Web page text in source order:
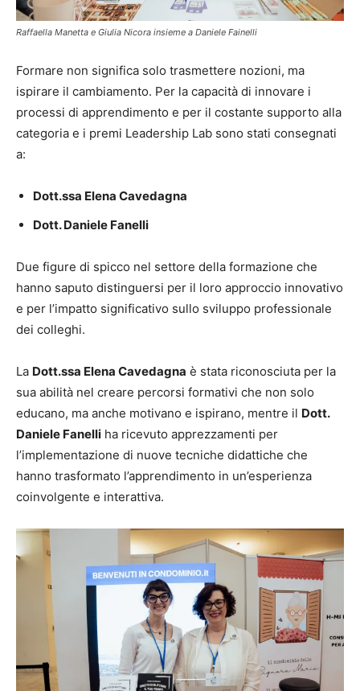
Raffaella Manetta e Giulia Nicora insieme a Daniele Fainelli
Formare non significa solo trasmettere nozioni, ma
ispirare il cambiamento. Per la capacità di innovare i
processi di apprendimento e per il costante supporto alla
categoria e i premi Leadership Lab sono stati consegnati
a:
Dott.ssa Elena Cavedagna
Dott. Daniele Fanelli
Due figure di spicco nel settore della formazione che
hanno saputo distinguersi per il loro approccio innovativo
e per l’impatto significativo sullo sviluppo professionale
dei colleghi.
La Dott.ssa Elena Cavedagna è stata riconosciuta per la
sua abilità nel creare percorsi formativi che non solo
educano, ma anche motivano e ispirano, mentre il Dott.
Daniele Fanelli ha ricevuto apprezzamenti per
l’implementazione di nuove tecniche didattiche che
hanno trasformato l’apprendimento in un’esperienza
coinvolgente e interattiva.